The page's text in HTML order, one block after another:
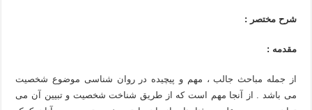
شرح مختصر :
مقدمه :
از جمله مباحث جالب ، مهم و پیچیده در روان شناسی موضوع شخصیت
می باشد . از آنجا مهم است که از طریق شناخت شخصیت و تبیین آن می